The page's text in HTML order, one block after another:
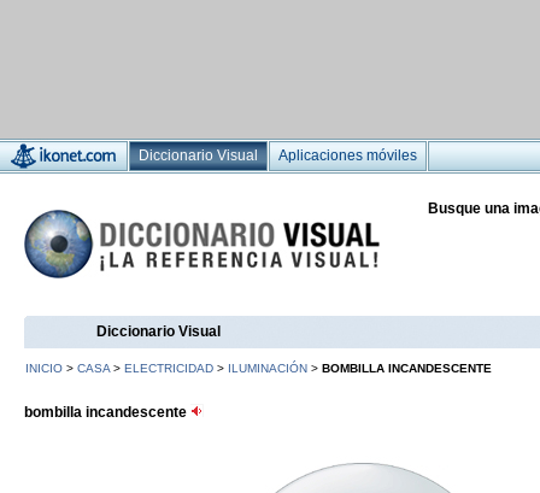
Diccionario Visual Aplicaciones móviles
Busque una
Diccionario Visual
INICIO > CASA > ELECTRICIDAD > ILUMINACIÓN > BOMBILLA INCANDESCENTE
bombilla incandescente